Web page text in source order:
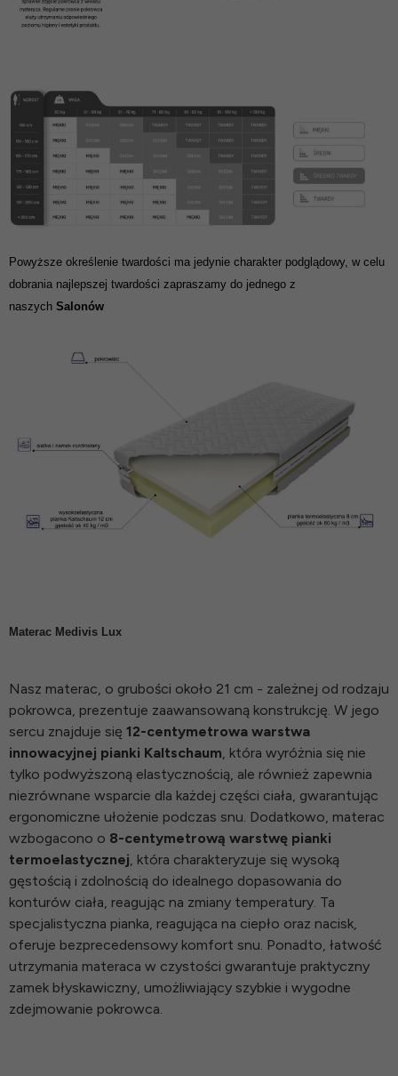
Powyższe określenie twardości ma jedynie charakter podglądowy, w celu
dobrania najlepszej twardości zapraszamy do jednego z
naszych Salonów
Materac Medivis Lux
Nasz materac, o grubości około 21 cm - zależnej od rodzaju
pokrowca, prezentuje zaawansowaną konstrukcję. W jego
sercu znajduje się 12-centymetrowa warstwa
innowacyjnej pianki Kaltschaum, która wyróżnia się nie
tylko podwyższoną elastycznością, ale również zapewnia
niezrównane wsparcie dla każdej części ciała, gwarantując
ergonomiczne ułożenie podczas snu. Dodatkowo, materac
wzbogacono o 8-centymetrową warstwę pianki
termoelastycznej, która charakteryzuje się wysoką
gęstością i zdolnością do idealnego dopasowania do
konturów ciała, reagując na zmiany temperatury. Ta
specjalistyczna pianka, reagująca na ciepło oraz nacisk,
oferuje bezprecedensowy komfort snu. Ponadto, łatwość
utrzymania materaca w czystości gwarantuje praktyczny
zamek błyskawiczny, umożliwiający szybkie i wygodne
zdejmowanie pokrowca.